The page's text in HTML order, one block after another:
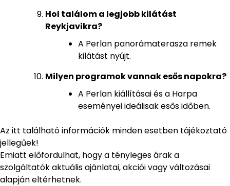
Hol találom a legjobb kilátást
Reykjavikra?
A Perlan panorámaterasza remek
kilátást nyújt.
Milyen programok vannak esős napokra?
A Perlan kiállításai és a Harpa
eseményei ideálisak esős időben.
Az itt található információk minden esetben tájékoztató
jellegűek!
Emiatt előfordulhat, hogy a tényleges árak a
szolgáltatók aktuális ajánlatai, akciói vagy változásai
alapján eltérhetnek.